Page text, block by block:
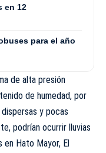
en 12
para el año
de alta presión
de humedad, por
y pocas
podrían ocurrir lluvias
Hato Mayor, El